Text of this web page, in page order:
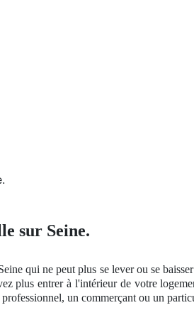
sur Seine.
qui ne peut plus se leverou se
plus entrer à l'intérieur de votre
un commerçant ou un